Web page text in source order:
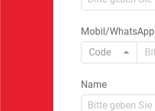
Mobil/WhatsApp
Code
Name